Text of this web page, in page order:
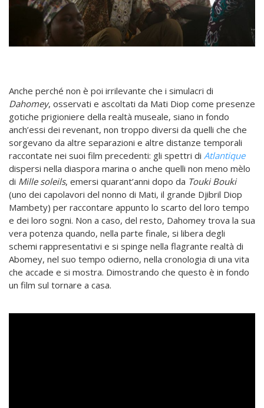
Anche perché non è poi irrilevante che i simulacri di
Dahomey, osservati e ascoltati da Mati Diop come presenze
gotiche prigioniere della realtà museale, siano in fondo
anch’essi dei revenant, non troppo diversi da quelli che che
sorgevano da altre separazioni e altre distanze temporali
raccontate nei suoi film precedenti: gli spettri di Atlantique
dispersi nella diaspora marina o anche quelli non meno mèlo
di Mille soleils, emersi quarant’anni dopo da Touki Bouki
(uno dei capolavori del nonno di Mati, il grande Djibril Diop
Mambety) per raccontare appunto lo scarto del loro tempo
e dei loro sogni. Non a caso, del resto, Dahomey trova la sua
vera potenza quando, nella parte finale, si libera degli
schemi rappresentativi e si spinge nella flagrante realtà di
Abomey, nel suo tempo odierno, nella cronologia di una vita
che accade e si mostra. Dimostrando che questo è in fondo
un film sul tornare a casa.